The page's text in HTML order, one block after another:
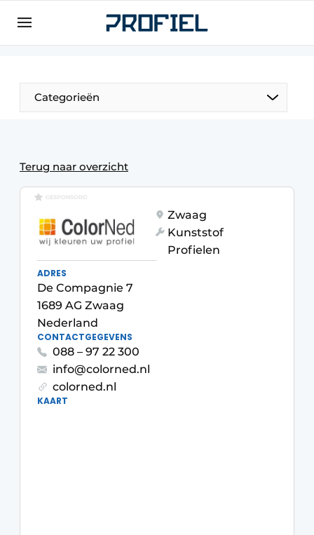
Aanmelden
Bedrijven
Contact
Evenement aanmelden
Meest gelezen
Podcasts
Privacy / Cookie statement
Profiel | Platform over raam-, deur-,
kozijntechniek, hang- en sluitwerk, dak- en
geveltechniek, veiligheid
Uitnodiging Rondetafelgesprek – 20 jaar Profiel
Vacatures
Video’s
Categorieën
Terug naar overzicht
GESPONSORD
Zwaag
Kunststof
Profielen
ADRES
De Compagnie 7
1689 AG Zwaag
Nederland
CONTACTGEGEVENS
088 – 97 22 300
info@colorned.nl
colorned.nl
KAART